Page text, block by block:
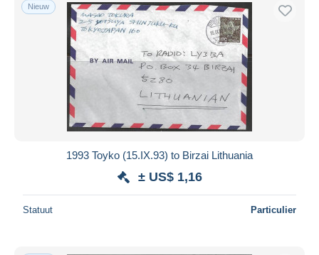
Nieuw
1993 Toyko (15.IX.93) to Birzai Lithuania
± US$ 1,16
Statuut Particulier